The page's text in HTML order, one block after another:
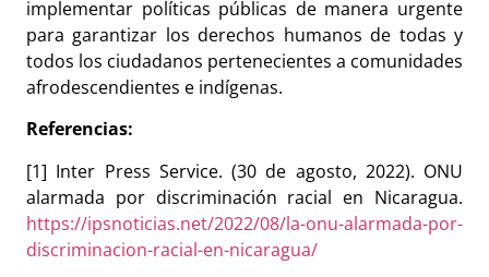
implementar políticas públicas de manera urgente
para garantizar los derechos humanos de todas y
todos los ciudadanos pertenecientes a comunidades
afrodescendientes e indígenas.
Referencias:
[1] Inter Press Service. (30 de agosto, 2022). ONU
alarmada por discriminación racial en Nicaragua.
https://ipsnoticias.net/2022/08/la-onu-alarmada-por-
discriminacion-racial-en-nicaragua/